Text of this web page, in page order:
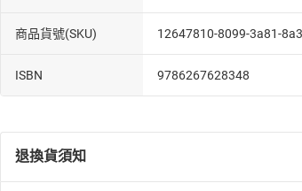
商品貨號(SKU) 12647810-8099-3a81-
ISBN 9786267628348
退換貨須知